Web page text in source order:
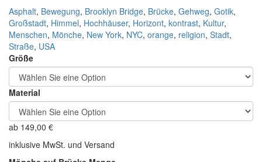
Asphalt, Bewegung, Brooklyn Bridge, Brücke, Gehweg, Gotik,
Großstadt, Himmel, Hochhäuser, Horizont, kontrast, Kultur,
Menschen, Mönche, New York, NYC, orange, religion, Stadt,
Straße, USA
Größe
Material
ab 149,00 €
inklusive MwSt. und Versand